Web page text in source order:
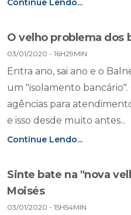
Continue Lendo...
O velho problema dos
03/01/2020 - 16H29MIN
Entra ano, sai ano e o
um "isolamento
agências para
e isso desde muito antes...
Continue Lendo...
Sinte bate na "nova
Moisés
03/01/2020 - 15H54MIN